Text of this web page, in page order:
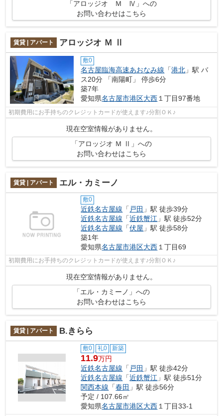
「アロッジオ Ｍ Ⅳ」への
お問い合わせはこちら
賃貸 | アパート アロッジオ Ｍ Ⅱ
敷0
名古屋臨海高速あおなみ線 「港北 」駅 バ
ス20分 「南陽町」 停歩6分
築7年
愛知県名古屋市港区大西 １丁目97番地
初期費用にお手持ちのクレジットカードが使えます♪分割ＯＫ♪
現在空室情報がありません。
「アロッジオ Ｍ Ⅱ」への
お問い合わせはこちら
賃貸 | アパート エル・カミーノ
敷0
近鉄名古屋線 「 戸田 」駅 徒歩39分
近鉄名古屋線 「近鉄蟹江 」駅 徒歩52分
近鉄名古屋線 「伏屋 」駅 徒歩58分
築1年
愛知県名古屋市港区大西１丁目69
初期費用にお手持ちのクレジットカードが使えます♪分割ＯＫ♪
現在空室情報がありません。
「エル・カミーノ」への
お問い合わせはこちら
賃貸 | アパート B.きらら
敷0 礼0 新築
11.9万円
近鉄名古屋線 「 戸田 」駅 徒歩42分
近鉄名古屋線 「近鉄蟹江 」駅 徒歩51分
関西本線 「春田 」駅 徒歩56分
予定 / 107.66㎡
愛知県名古屋市港区大西 １丁目33-1